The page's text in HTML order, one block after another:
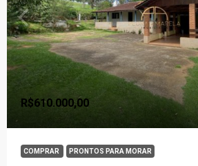
R$610.000,00
COMPRAR PRONTOS PARA MORAR